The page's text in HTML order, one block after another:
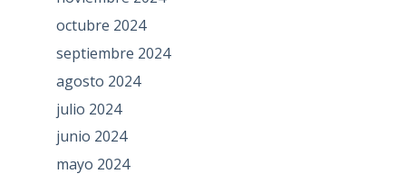
octubre 2024
septiembre 2024
agosto 2024
julio 2024
junio 2024
mayo 2024